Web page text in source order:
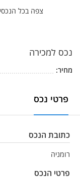
צפה בכל
נכס למכירה
מחיר:
פרטי נכס
כתובת הנכס
רומניה
פרטי הנכס